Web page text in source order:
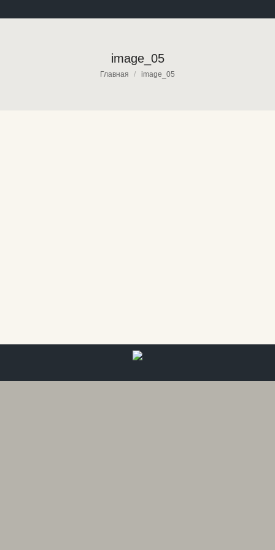
image_05
Вы здесь:
Главная image_05